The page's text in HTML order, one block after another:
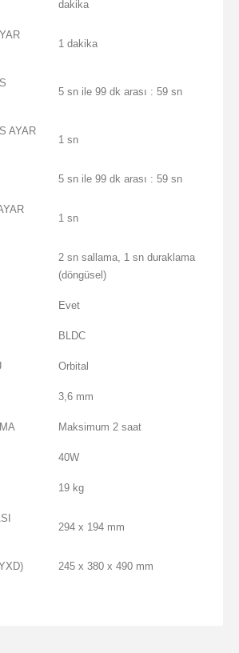
dakika
1 dakika
5 sn ile 99 dk arası : 59 sn
AYAR
1 sn
5 sn ile 99 dk arası : 59 sn
1 sn
2 sn sallama, 1 sn duraklama
(döngüsel)
Evet
BLDC
Orbital
3,6 mm
Maksimum 2 saat
40W
19 kg
294 x 194 mm
245 x 380 x 490 mm